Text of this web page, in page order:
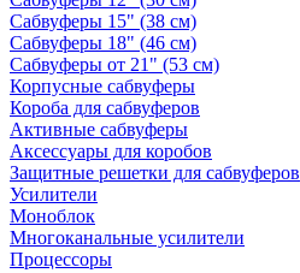
Сабвуферы 15" (38 см)
Сабвуферы 18" (46 см)
Сабвуферы от 21" (53 см)
Корпусные сабвуферы
Короба для сабвуферов
Активные сабвуферы
Аксессуары для коробов
Защитные решетки для сабвуферов
Усилители
Моноблок
Многоканальные усилители
Процессоры